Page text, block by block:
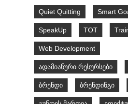
Quiet Quitting Smart
SpeakUp TOT
Web Development
ადამიანური რესურსები
ბრენდი ბრენდინგი